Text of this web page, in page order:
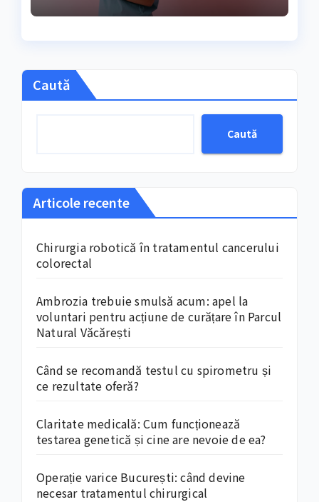
Caută
Caută
Articole recente
Chirurgia robotică în tratamentul cancerului
colorectal
Ambrozia trebuie smulsă acum: apel la
voluntari pentru acțiune de curățare în Parcul
Natural Văcărești
Când se recomandă testul cu spirometru și
ce rezultate oferă?
Claritate medicală: Cum funcționează
testarea genetică și cine are nevoie de ea?
Operație varice București: când devine
necesar tratamentul chirurgical